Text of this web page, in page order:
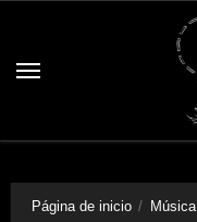
contenido
Página de inicio
Música